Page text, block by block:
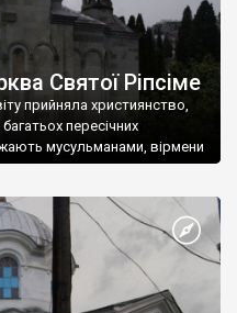
Святої Ріпсіме
прийняла християнство,
пересічних
мусульманами, вірмени